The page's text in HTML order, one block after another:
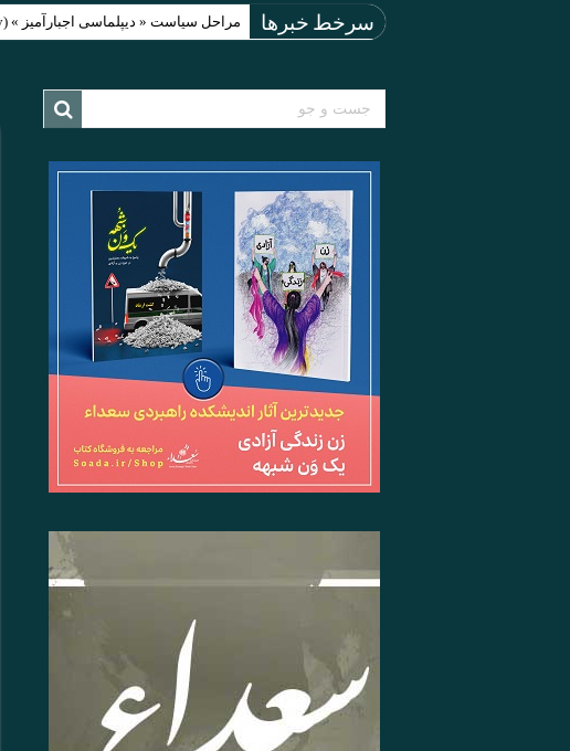
سرخط خبرها مراحل سیاست « دیپلماسی اجبارآمیز » (Coercive Diplomacy)